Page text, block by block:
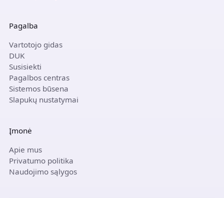
Pagalba
Vartotojo gidas
DUK
Susisiekti
Pagalbos centras
Sistemos būsena
Slapukų nustatymai
Įmonė
Apie mus
Privatumo politika
Naudojimo sąlygos